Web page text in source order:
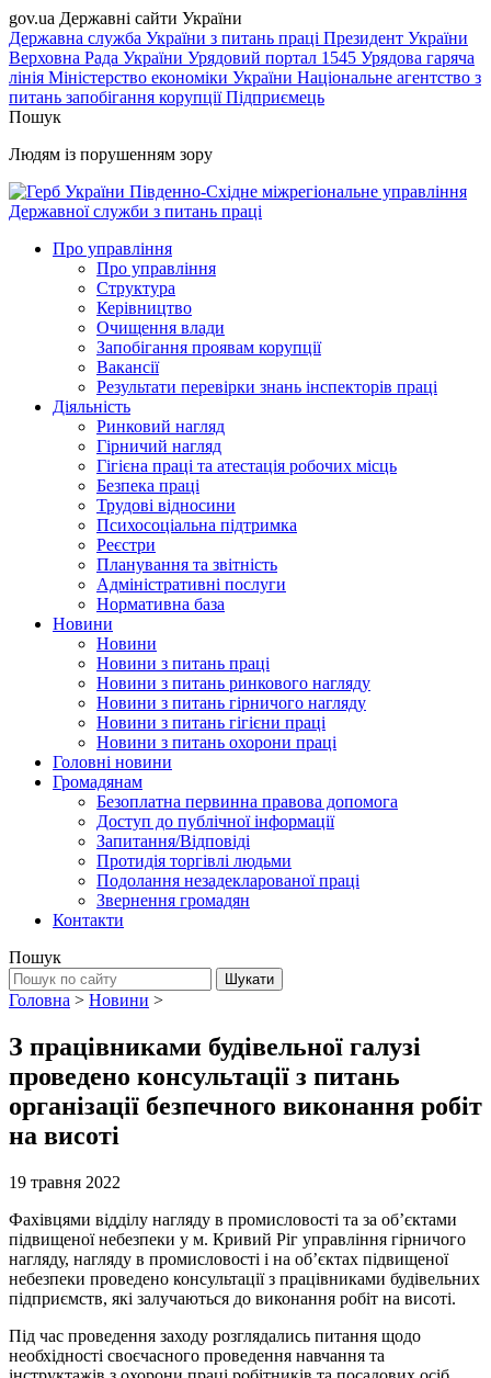
gov.ua Державні сайти України
Державна служба України з питань праці Президент України
Верховна Рада України Урядовий портал 1545 Урядова гаряча
лінія Міністерство економіки України Національне агентство з
питань запобігання корупціїПідприємець
Пошук
Людям із порушенням зору
Південно-Східне міжрегіональне управління
Державної служби з питань праці
Про управління
Про управління
Структура
Керівництво
Очищення влади
Запобігання проявам корупції
Вакансії
Результати перевірки знань інспекторів праці
Діяльність
Ринковий нагляд
Гірничий нагляд
Гігієна праці та атестація робочих місць
Безпека праці
Трудові відносини
Психосоціальна підтримка
Реєстри
Планування та звітність
Адміністративні послуги
Нормативна база
Новини
Новини
Новини з питань праці
Новини з питань ринкового нагляду
Новини з питань гірничого нагляду
Новини з питань гігієни праці
Новини з питань охорони праці
Головні новини
Громадянам
Безоплатна первинна правова допомога
Доступ до публічної інформації
Запитання/Відповіді
Протидія торгівлі людьми
Подолання незадекларованої праці
Звернення громадян
Контакти
Пошук
Головна > Новини >
З працівниками будівельної галузі
проведено консультації з питань
організації безпечного виконання робіт
на висоті
19 травня 2022
Фахівцями відділу нагляду в промисловості та за об’єктами
підвищеної небезпеки у м. Кривий Ріг управління гірничого
нагляду, нагляду в промисловості і на об’єктах підвищеної
небезпеки проведено консультації з працівниками будівельних
підприємств, які залучаються до виконання робіт на висоті.
Під час проведення заходу розглядались питання щодо
необхідності своєчасного проведення навчання та